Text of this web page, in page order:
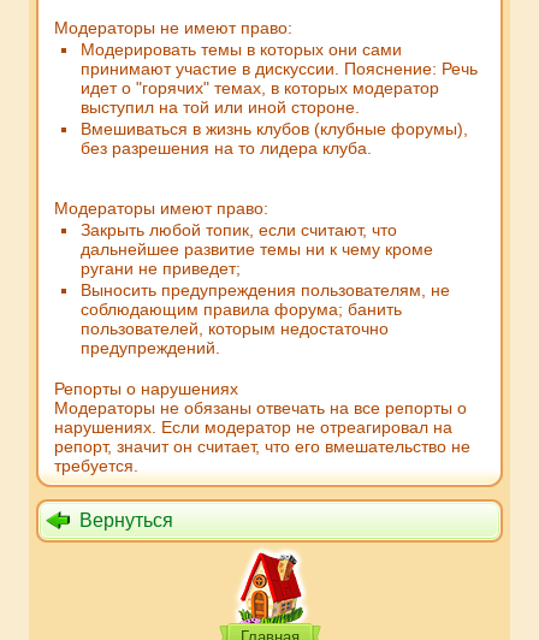
Модераторы не имеют право:
Модерировать темы в которых они сами
принимают участие в дискуссии. Пояснение: Речь
идет о "горячих" темах, в которых модератор
выступил на той или иной стороне.
Вмешиваться в жизнь клубов (клубные форумы),
без разрешения на то лидера клуба.
Модераторы имеют право:
Закрыть любой топик, если считают, что
дальнейшее развитие темы ни к чему кроме
ругани не приведет;
Выносить предупреждения пользователям, не
соблюдающим правила форума; банить
пользователей, которым недостаточно
предупреждений.
Репорты о нарушениях
Модераторы не обязаны отвечать на все репорты о
нарушениях. Если модератор не отреагировал на
репорт, значит он считает, что его вмешательство не
требуется.
Вернуться